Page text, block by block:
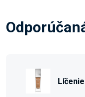
Líčenie